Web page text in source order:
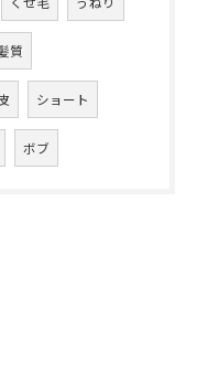
質
ショート
ボブ